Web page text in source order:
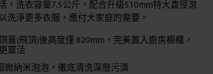
，洗衣容量7.5公斤，配合升級510mm特大直徑滾
洗淨更多衣服，應付大家庭的需要。
蓋(飛頂)後高度僅 820mm，完美置入廚房櫥櫃，
靈活
微納米泡泡，徹底清洗深層污漬